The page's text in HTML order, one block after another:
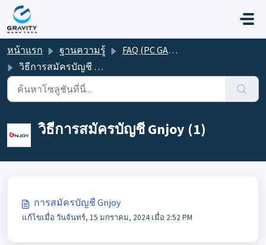
ข้ามไปยังเนื้อหาหลัก
หน้าแรก ฐานความรู้
FAQ (PC GAME)
วิธีการสมัครบัญชี Gnjoy
วิธีการสมัครบัญชี Gnjoy (1)
การสมัครบัญชี Gnjoy
แก้ไขเมื่อ วันจันทร์, 15 มกราคม, 2024 เมื่อ 2:52 PM